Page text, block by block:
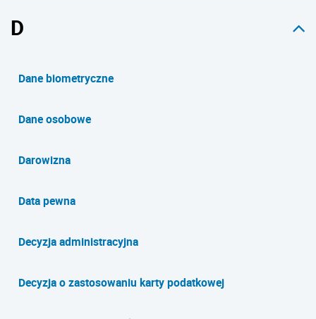
D
Dane biometryczne
Dane osobowe
Darowizna
Data pewna
Decyzja administracyjna
Decyzja o zastosowaniu karty podatkowej